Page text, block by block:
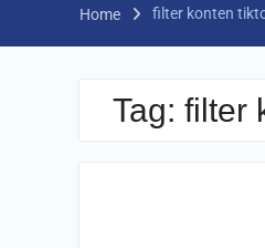
Home filter konten
Tag: filter